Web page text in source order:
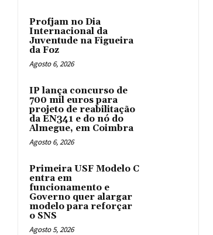
Profjam no Dia
Internacional da
Juventude na Figueira
da Foz
Agosto 6, 2026
IP lança concurso de
700 mil euros para
projeto de reabilitação
da EN341 e do nó do
Almegue, em Coimbra
Agosto 6, 2026
Primeira USF Modelo C
entra em
funcionamento e
Governo quer alargar
modelo para reforçar
o SNS
Agosto 5, 2026